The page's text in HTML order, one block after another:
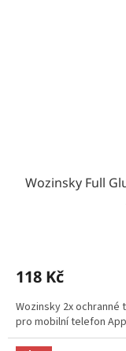
Wozinsky Full
118 Kč
Wozinsky 2x ochranné
pro mobilní telefon